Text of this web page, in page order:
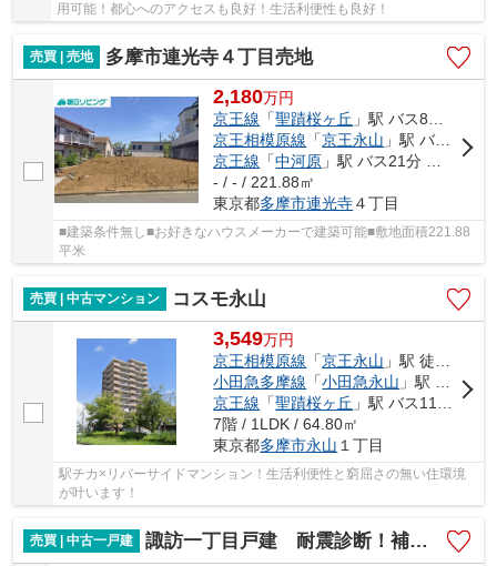
用可能！都心へのアクセスも良好！生活利便性も良好！
売買 | 売地 多摩市連光寺４丁目売地
2,180万円
京王線 「聖蹟桜ヶ丘 」駅 バス8分 「桜ヶ丘Ｃ．Ｃ」 停歩2分
京王相模原線 「京王永山 」駅 バス15分 「桜ヶ丘Ｃ．Ｃ」 停歩2分
京王線 「中河原 」駅 バス21分 「桜ヶ丘Ｃ．Ｃ」 停歩2分
- / - / 221.88㎡
東京都多摩市連光寺４丁目
■建築条件無し■お好きなハウスメーカーで建築可能■敷地面積221.88
平米
売買 | 中古マンション コスモ永山
3,549万円
京王相模原線 「京王永山 」駅 徒歩9分
小田急多摩線 「小田急永山 」駅 徒歩9分
京王線 「聖蹟桜ヶ丘 」駅 バス11分 「消防署前（多摩市）」 停歩9分
7階 / 1LDK / 64.80㎡
東京都多摩市永山 １丁目
駅チカ×リバーサイドマンション！生活利便性と窮屈さの無い住環境
が叶います！
売買 | 中古一戸建 諏訪一丁目戸建 耐震診断！補強工事実施！室内キレイ！